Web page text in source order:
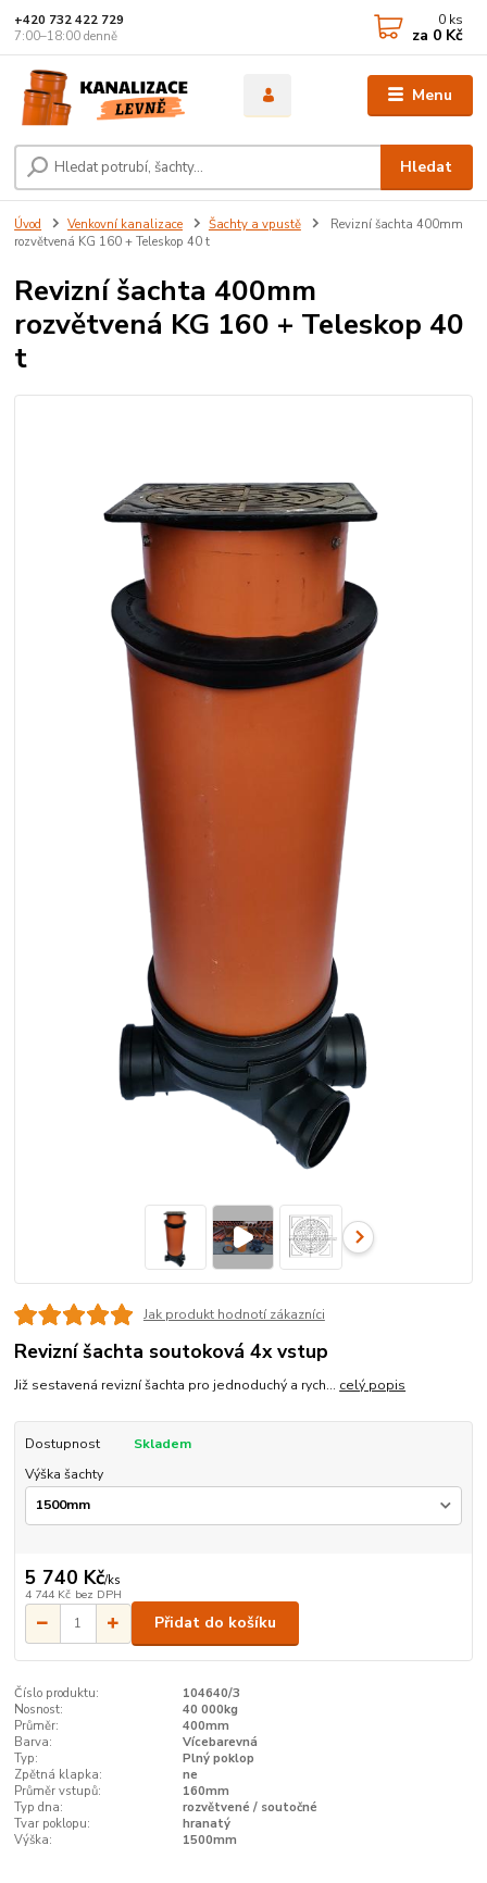
Menu
Hledat
+420 732 422 729
7:00–18:00 denně
0 ks
za 0 Kč
Úvod Venkovní kanalizace Šachty a vpustě
Revizní šachta 400mm
rozvětvená KG 160 + Teleskop 40 t
Revizní šachta 400mm
rozvětvená KG 160 + Teleskop 40
t
Jak produkt hodnotí zákazníci
Revizní šachta soutoková 4x vstup
Již sestavená revizní šachta pro jednoduchý a rych... celý popis
Dostupnost
Skladem
Výška šachty
5 740 Kč/ks
4 744 Kč bez DPH
Přidat do košíku
Číslo produktu:
104640/3
Nosnost:
40 000kg
Průměr:
400mm
Barva:
Vícebarevná
Typ:
Plný poklop
Zpětná klapka:
ne
Průměr vstupů:
160mm
Typ dna:
rozvětvené / soutočné
Tvar poklopu:
hranatý
Výška:
1500mm